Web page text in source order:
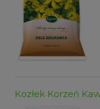
Kozłek Korzeń